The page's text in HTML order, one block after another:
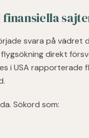
svara på vädret
direkt
i USA
Sökord som: